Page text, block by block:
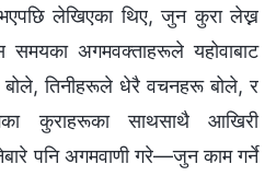
लेखिएका थिए, जुन कुरा लेख्न
समयका अगमवक्ताहरूले यहोवाबाट
बोले, तिनीहरूले धेरै वचनहरू बोले, र
कुराहरूका साथसाथै आखिरी
पनि अगमवाणी गरे—जुन काम गर्ने